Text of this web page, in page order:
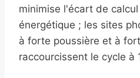
minimise l'écart de
énergétique ; les sites
à forte poussière et à
raccourcissent le cycle à